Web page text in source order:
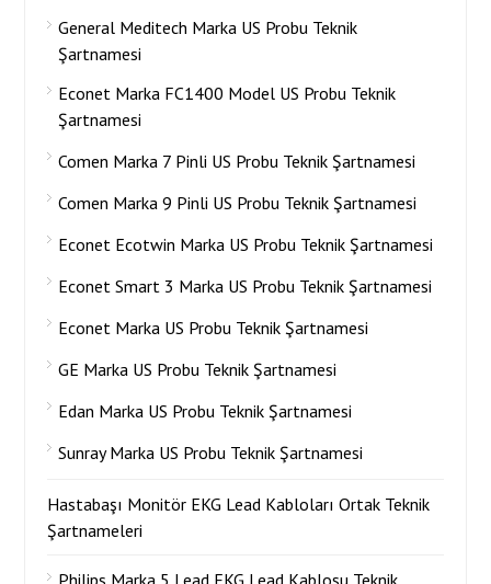
General Meditech Marka US Probu Teknik
Şartnamesi
Econet Marka FC1400 Model US Probu Teknik
Şartnamesi
Comen Marka 7 Pinli US Probu Teknik Şartnamesi
Comen Marka 9 Pinli US Probu Teknik Şartnamesi
Econet Ecotwin Marka US Probu Teknik Şartnamesi
Econet Smart 3 Marka US Probu Teknik Şartnamesi
Econet Marka US Probu Teknik Şartnamesi
GE Marka US Probu Teknik Şartnamesi
Edan Marka US Probu Teknik Şartnamesi
Sunray Marka US Probu Teknik Şartnamesi
Hastabaşı Monitör EKG Lead Kabloları Ortak Teknik
Şartnameleri
Philips Marka 5 Lead EKG Lead Kablosu Teknik